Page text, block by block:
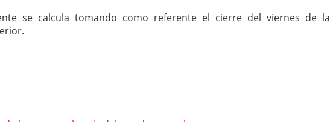
CATALEJO SOBRE IBEX35. TERMOMETROS. Aún con recorrido a la baja para
alcanzar la zona de sobreventa y entonces si se podría apostar por un
se calcula tomando como referente el cierre del viernes de la